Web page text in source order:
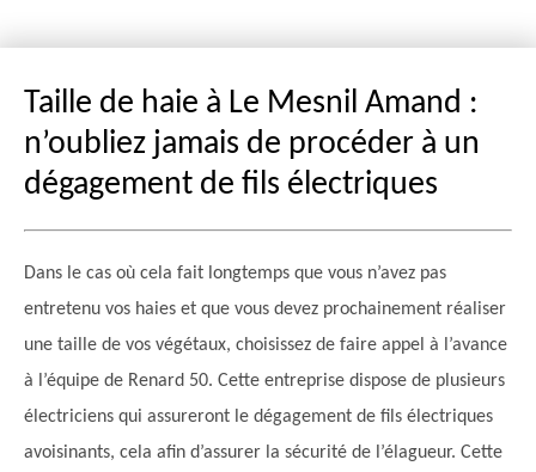
Taille de haie à Le Mesnil Amand :
n’oubliez jamais de procéder à un
dégagement de fils électriques
Dans le cas où cela fait longtemps que vous n’avez pas
entretenu vos haies et que vous devez prochainement réaliser
une taille de vos végétaux, choisissez de faire appel à l’avance
à l’équipe de Renard 50. Cette entreprise dispose de plusieurs
électriciens qui assureront le dégagement de fils électriques
avoisinants, cela afin d’assurer la sécurité de l’élagueur. Cette